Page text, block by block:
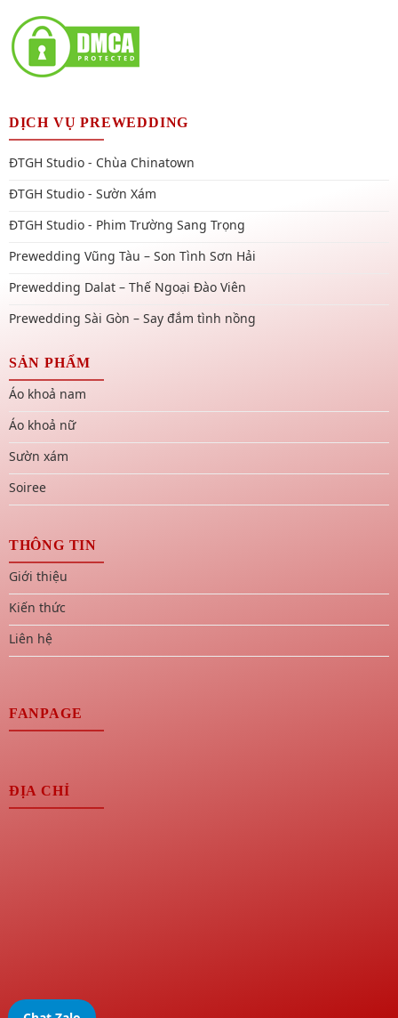
DỊCH VỤ PREWEDDING
ĐTGH Studio - Chùa Chinatown
ĐTGH Studio - Sườn Xám
ĐTGH Studio - Phim Trường Sang Trọng
Prewedding Vũng Tàu – Son Tình Sơn Hải
Prewedding Dalat – Thế Ngoại Đào Viên
Prewedding Sài Gòn – Say đắm tình nồng
SẢN PHẨM
Áo khoả nam
Áo khoả nữ
Sườn xám
Soiree
THÔNG TIN
Giới thiệu
Kiến thức
Liên hệ
FANPAGE
ĐỊA CHỈ